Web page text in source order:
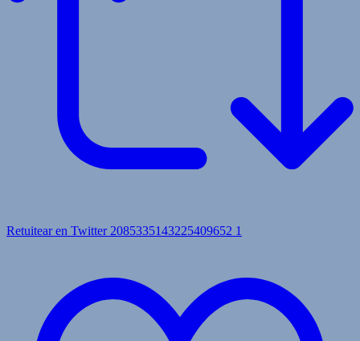
Retuitear en Twitter 2085335143225409652 1